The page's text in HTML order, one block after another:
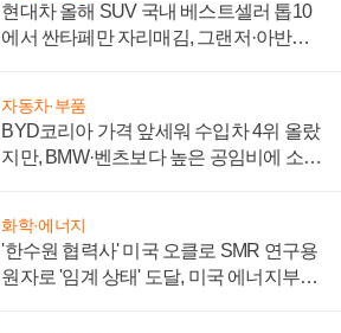
현대차 올해 SUV 국내 베스트셀러 톱10
에서 싼타페만 자리매김, 그랜저·아반떼
자동차·부품
BYD코리아 가격 앞세워 수입차 4위 올랐
지만, BMW·벤츠보다 높은 공임비에 소비
화학·에너지
'한수원 협력사' 미국 오클로 SMR 연구용
원자로 '임계 상태' 도달, 미국 에너지부